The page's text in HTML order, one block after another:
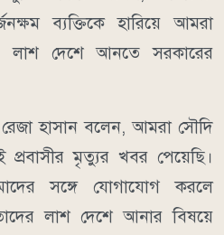
ব্যক্তিকে হারিয়ে আমরা
লাশ দেশে আনতে সরকারের
রেজা হাসান বলেন, আমরা সৌদি
মৃত্যুর খবর পেয়েছি।
সঙ্গে যোগাযোগ করলে
লাশ দেশে আনার বিষয়ে